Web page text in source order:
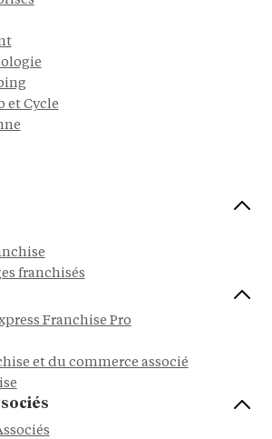
et Cycle
franchisés
Franchise Pro
et du commerce associé